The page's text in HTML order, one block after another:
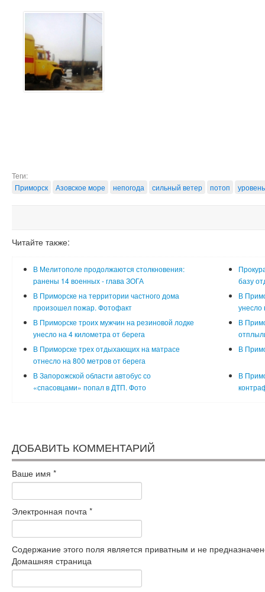
Теги:
Приморск
Азовское море непогода сильный ветер потоп
Читайте также:
В Мелитополе продолжаются столкновения:
ранены 14 военных - глава ЗОГА
базу
В Приморске на территории частного дома
произошел пожар. Фотофакт
В
унесло
В Приморске троих мужчин на резиновой лодке
унесло на 4 километра от берега
В
В Приморске трех отдыхающих на матрасе
отнесло на 800 метров от берега
В
В Запорожской области автобус со
«спасовцами» попал в ДТП. Фото
В
ДОБАВИТЬ КОММЕНТАРИЙ
Ваше имя *
Электронная почта *
Содержание этого поля является приватным и не
Домашняя страница